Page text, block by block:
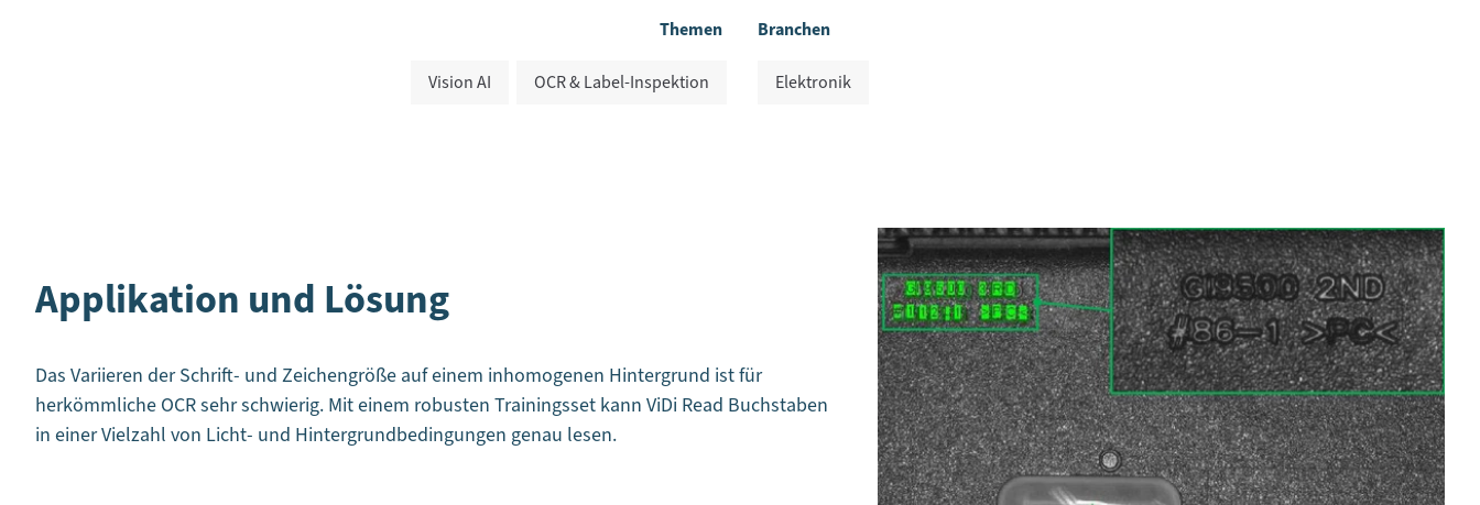
Themen
Vision AI OCR & Label-Inspektion
Branchen
Elektronik
Applikation und Lösung
Das Variieren der Schrift- und Zeichengröße auf einem inhomogenen Hintergrund ist für
herkömmliche OCR sehr schwierig. Mit einem robusten Trainingsset kann ViDi Read Buchstaben
in einer Vielzahl von Licht- und Hintergrundbedingungen genau lesen.